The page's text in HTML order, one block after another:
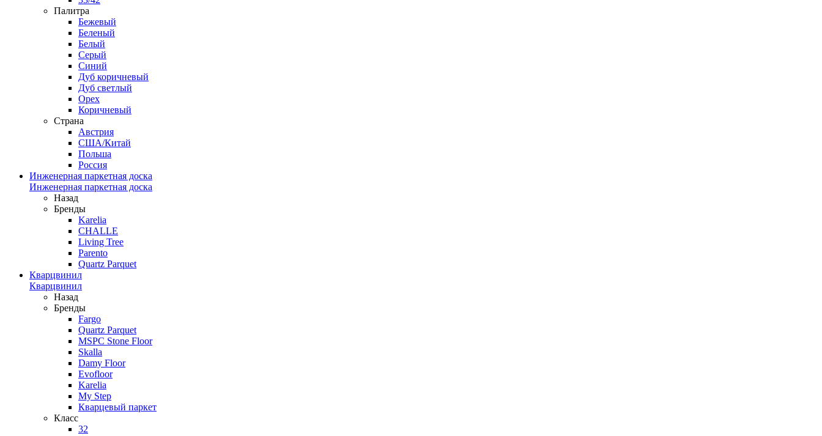
Палитра
Бежевый
Беленый
Белый
Серый
Синий
Дуб коричневый
Дуб светлый
Орех
Коричневый
Страна
Австрия
США/Китай
Польша
Россия
Инженерная паркетная доска
Инженерная паркетная доска
Назад
Бренды
Karelia
CHALLE
Living Tree
Parento
Quartz Parquet
Кварцвинил
Кварцвинил
Назад
Бренды
Fargo
Quartz Parquet
MSPC Stone Floor
Skalla
Damy Floor
Evofloor
Karelia
My Step
Кварцевый паркет
Класс
32